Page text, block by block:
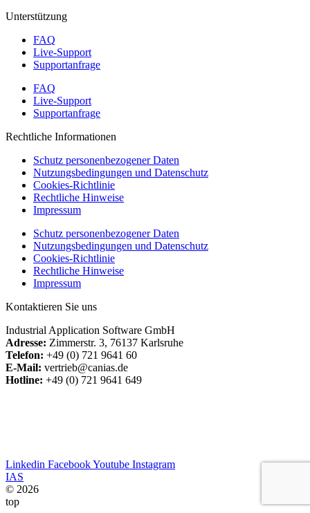
Unterstützung
FAQ
Live-Support
Supportanfrage
FAQ
Live-Support
Supportanfrage
Rechtliche Informationen
Schutz personenbezogener Daten
Nutzungsbedingungen und Datenschutz
Cookies-Richtlinie
Rechtliche Hinweise
Impressum
Schutz personenbezogener Daten
Nutzungsbedingungen und Datenschutz
Cookies-Richtlinie
Rechtliche Hinweise
Impressum
Kontaktieren Sie uns
Industrial Application Software GmbH
Adresse: Zimmerstr. 3, 76137 Karlsruhe
Telefon: +49 (0) 721 9641 60
E-Mail: vertrieb@canias.de
Hotline: +49 (0) 721 9641 649
Linkedin FacebookYoutube Instagram
IAS
© 2026
top